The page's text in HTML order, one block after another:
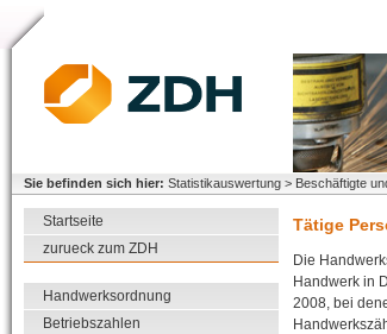
Sie befinden sich hier: Statistikauswertung > Beschäftigte
Tätige
Die
Handwerk in
2008, bei
Startseite
zurueck zum ZDH
Handwerksordnung
Betriebszahlen